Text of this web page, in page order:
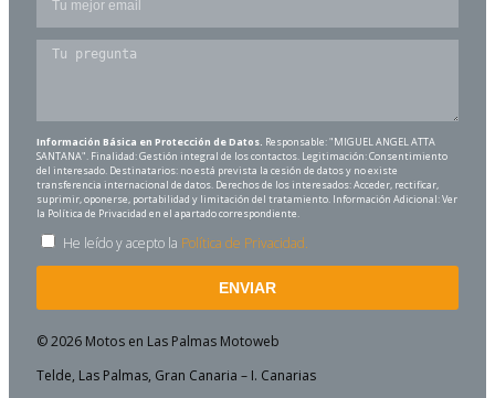
Información Básica en Protección de Datos. Responsable: "MIGUEL ANGEL ATTA
SANTANA". Finalidad: Gestión integral de los contactos. Legitimación: Consentimiento
del interesado. Destinatarios: no está prevista la cesión de datos y no existe
transferencia internacional de datos. Derechos de los interesados: Acceder, rectificar,
suprimir, oponerse, portabilidad y limitación del tratamiento. Información Adicional: Ver
la Política de Privacidad en el apartado correspondiente.
He leído y acepto la Política de Privacidad.
ENVIAR
© 2026 Motos en Las Palmas Motoweb
Telde, Las Palmas, Gran Canaria – I. Canarias